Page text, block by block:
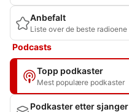
Anbefalt
Liste over de beste radioene
Podcasts
Topp podkaster
Mest populære podkaster
Podkaster etter sjanger